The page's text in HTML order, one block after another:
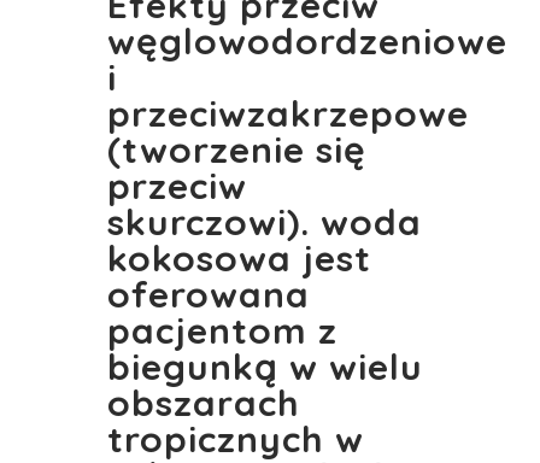
węglowodordzeniowe
i
przeciwzakrzepowe
(tworzenie się
przeciw
skurczowi). woda
kokosowa jest
oferowana
pacjentom z
biegunką w wielu
obszarach
tropicznych w